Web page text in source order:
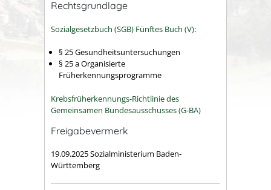
Rechtsgrundlage
Sozialgesetzbuch (SGB) Fünftes Buch (V):
§ 25 Gesundheitsuntersuchungen
§ 25 a Organisierte
Früherkennungsprogramme
Krebsfrüherkennungs-Richtlinie des
Gemeinsamen Bundesausschusses (G-BA)
Freigabevermerk
19.09.2025 Sozialministerium Baden-
Württemberg